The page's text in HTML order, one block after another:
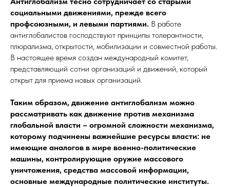
социальными движениями, прежде всего
профсоюзными, и левыми партиями. В работе
антиглобалистов господствуют принципы толерантности,
плюрализма, открытости, мобилизации и совместной работы.
В настоящее время создан международный комитет,
представляющий сотни организаций и движений, который
открыт для приема новых организаций.
Таким образом, движение антиглобализм можно
рассматривать как движение против механизма
глобальной власти – огромной сложности механизма,
которому подчинены важнейшие ресурсы власти: не
имеющие аналогов в мире военно-политические
машины, контролирующие оружие массового
уничтожения, средства массовой информации,
основные международные политические институты.